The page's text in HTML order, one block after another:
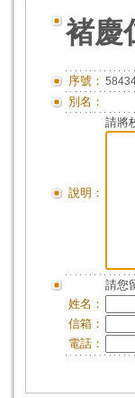
褚慶
序號：
別名：
說明：
請將
請您
姓名：
信箱：
電話：